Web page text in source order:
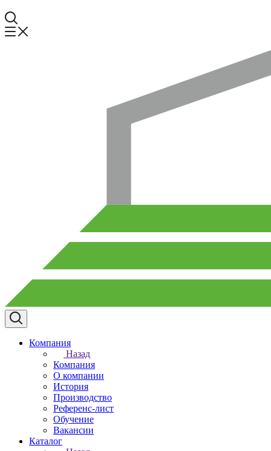
Компания
Назад
Компания
О компании
История
Производство
Референс-лист
Обучение
Вакансии
Каталог